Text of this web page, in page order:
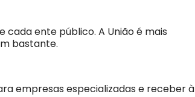
ente público. A União é mais
bastante.
empresas especializadas e receber à